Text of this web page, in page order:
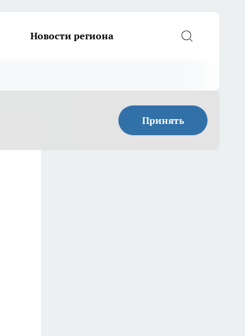
Новости региона
Принять